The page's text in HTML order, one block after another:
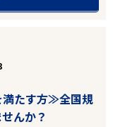
満たす方≫全国規
んか？